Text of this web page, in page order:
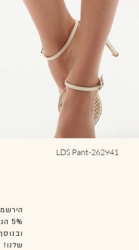
Quick View
LDS Pant-262941
5% הנחה על הקנייה הראשונה שלך באתר.
שלנו!